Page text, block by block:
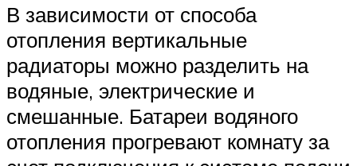
В зависимости от способа
отопления вертикальные
радиаторы можно разделить на
водяные, электрические и
смешанные. Батареи водяного
отопления прогревают комнату за